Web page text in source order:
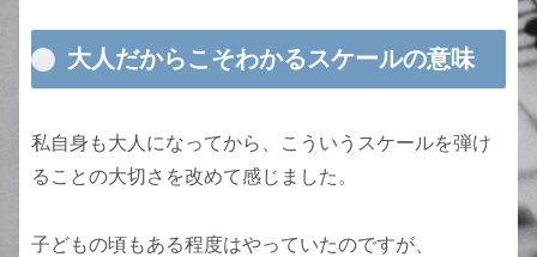
大人だからこそわかるスケールの意味
私自身も大人になってから、こういうスケールを弾け
ることの大切さを改めて感じました。
子どもの頃もある程度はやっていたのですが、